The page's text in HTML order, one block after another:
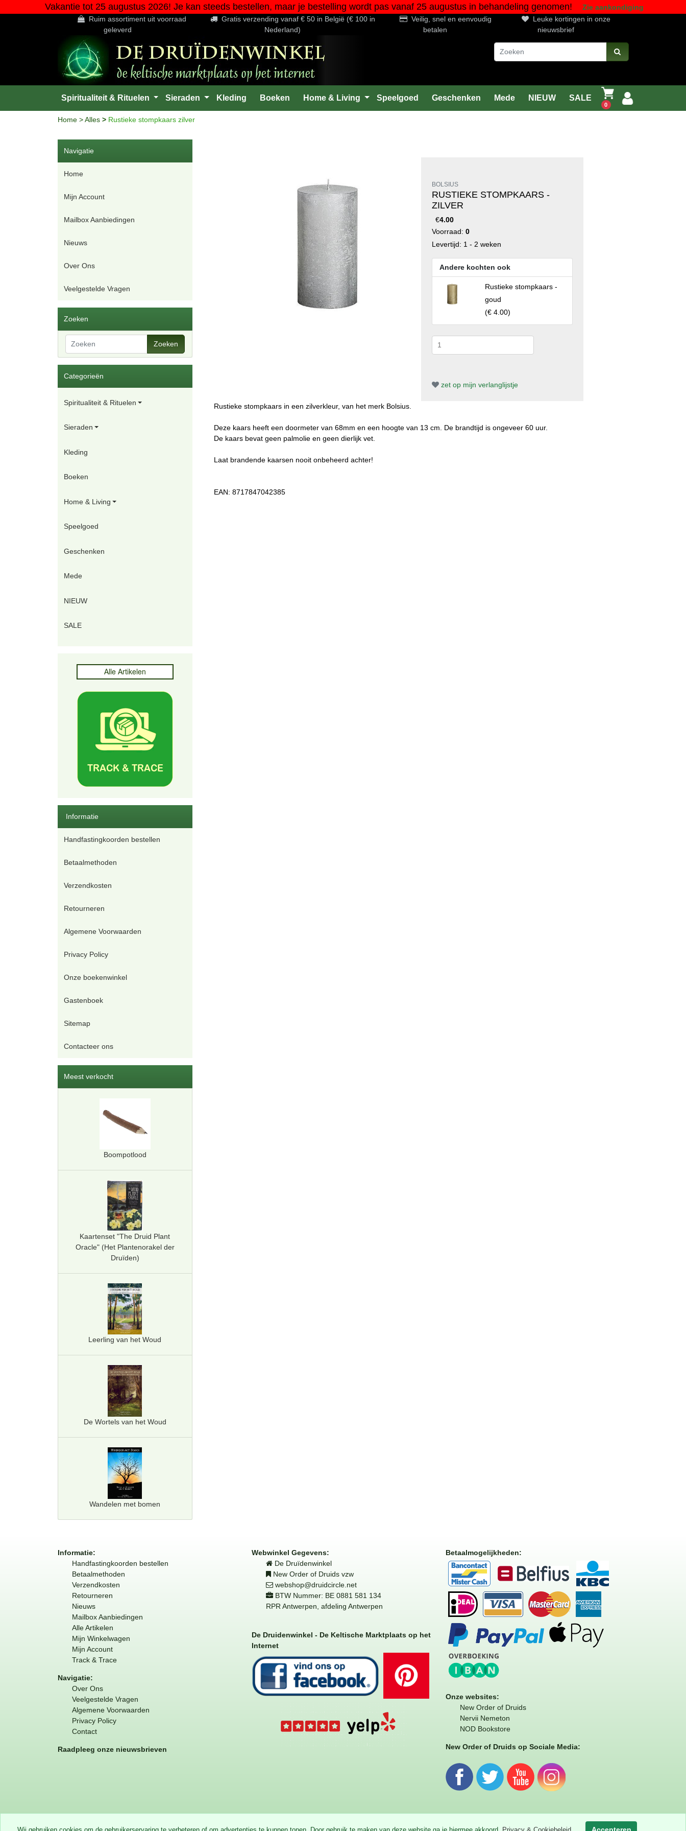
Vakantie tot 25 augustus 2026! Je kan steeds bestellen, maar je bestelling wordt pas vanaf 25 augustus in behandeling genomen!
Zie aankondiging
Ruim assortiment uit voorraad
geleverd
Gratis verzending vanaf € 50 in België (€ 100 in
Nederland)
Veilig, snel en eenvoudig
betalen
Leuke kortingen in onze
nieuwsbrief
Spiritualiteit & Rituelen Sieraden Kleding Boeken Home & Living Speelgoed Geschenken Mede NIEUW SALE
0
Home >Alles > Rustieke stompkaars zilver
Navigatie
Home
Mijn Account
Mailbox Aanbiedingen
Nieuws
Over Ons
Veelgestelde Vragen
Zoeken
Zoeken
Categorieën
Spiritualiteit & Rituelen
Sieraden
Kleding
Boeken
Home & Living
Speelgoed
Geschenken
Mede
NIEUW
SALE
Informatie
Handfastingkoorden bestellen
Betaalmethoden
Verzendkosten
Retourneren
Algemene Voorwaarden
Privacy Policy
Onze boekenwinkel
Gastenboek
Sitemap
Contacteer ons
Meest verkocht
Boompotlood
Kaartenset "The Druid Plant
Oracle" (Het Plantenorakel der
Druïden)
Leerling van het Woud
De Wortels van het Woud
Wandelen met bomen
BOLSIUS
RUSTIEKE STOMPKAARS -
ZILVER
€4.00
Voorraad: 0
Levertijd: 1 - 2 weken
Andere kochten ook
Rustieke stompkaars -
goud
(€ 4.00)
zet op mijn verlanglijstje
Rustieke stompkaars in een zilverkleur, van het merk Bolsius.
Deze kaars heeft een doormeter van 68mm en een hoogte van 13 cm. De brandtijd is ongeveer 60 uur.
De kaars bevat geen palmolie en geen dierlijk vet.
Laat brandende kaarsen nooit onbeheerd achter!
EAN: 8717847042385
Informatie:
Handfastingkoorden bestellen
Betaalmethoden
Verzendkosten
Retourneren
Nieuws
Mailbox Aanbiedingen
Alle Artikelen
Mijn Winkelwagen
Mijn Account
Track & Trace
Navigatie:
Over Ons
Veelgestelde Vragen
Algemene Voorwaarden
Privacy Policy
Contact
Raadpleeg onze nieuwsbrieven
Webwinkel Gegevens:
De Druïdenwinkel
New Order of Druids vzw
webshop@druidcircle.net
BTW Nummer: BE 0881 581 134
RPR Antwerpen, afdeling Antwerpen
De Druidenwinkel - De Keltische Marktplaats op het
Internet
Betaalmogelijkheden:
Onze websites:
New Order of Druids
Nervii Nemeton
NOD Bookstore
New Order of Druids op Sociale Media: